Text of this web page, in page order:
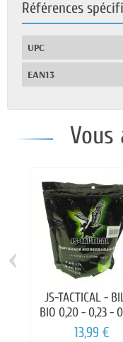
Références
UPC
EAN13
Vous
JS-TACTICAL -
BIO 0,20 - 0,23 -
0,28 - 0,30 1
13,99 €
‹